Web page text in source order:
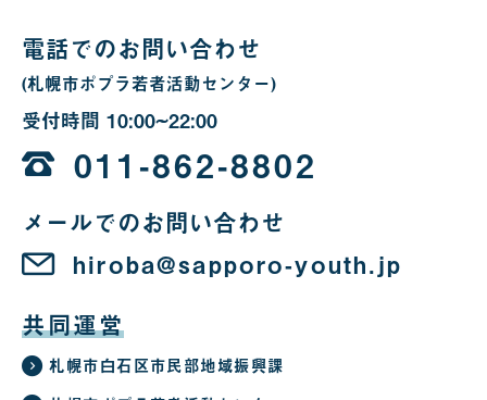
電話でのお問い合わせ
(札幌市ポプラ若者活動センター)
受付時間 10:00~22:00
時
か
ら
22
011-862-8802
メールでのお問い合わせ
hiroba@sapporo-youth.jp
共同運営
札幌市白石区市民部地域振興課